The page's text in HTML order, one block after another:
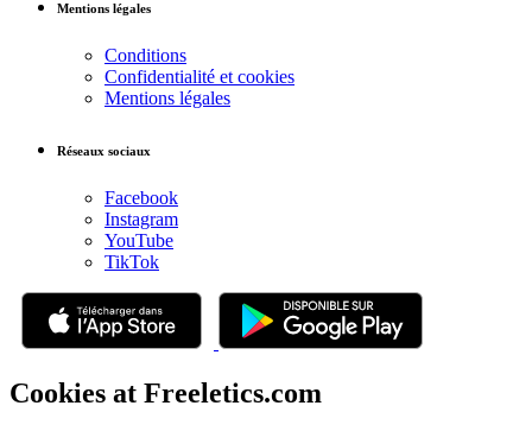
Mentions légales
Conditions
Confidentialité et cookies
Mentions légales
Réseaux sociaux
Facebook
Instagram
YouTube
TikTok
Cookies at Freeletics.com